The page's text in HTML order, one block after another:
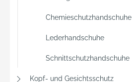
Chemieschutzhandschuhe
Lederhandschuhe
Schnittschutzhandschuhe
Kopf- und Gesichtsschutz